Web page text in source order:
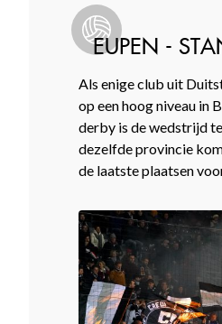
EUPEN -
Als enige club uit
op een hoog niveau in
derby is de wedstrijd
dezelfde provincie
de laatste plaatsen